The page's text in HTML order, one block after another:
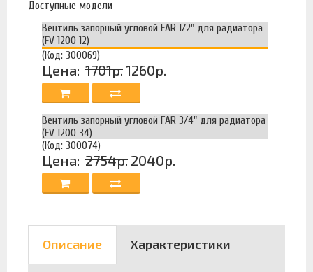
Доступные модели
Вентиль запорный угловой FAR 1/2" для радиатора
(FV 1200 12)
(Код: 300069)
Цена: 1701р.1260р.
Вентиль запорный угловой FAR 3/4" для радиатора
(FV 1200 34)
(Код: 300074)
Цена: 2754р. 2040р.
Описание Характеристики